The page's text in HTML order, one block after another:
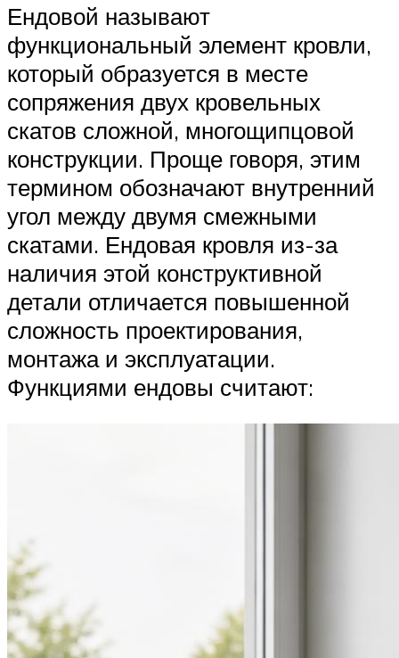
Ендовой называют
функциональный элемент кровли,
который образуется в месте
сопряжения двух кровельных
скатов сложной, многощипцовой
конструкции. Проще говоря, этим
термином обозначают внутренний
угол между двумя смежными
скатами. Ендовая кровля из-за
наличия этой конструктивной
детали отличается повышенной
сложность проектирования,
монтажа и эксплуатации.
Функциями ендовы считают: